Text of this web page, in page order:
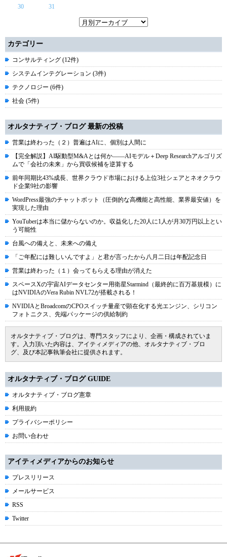
30
31
カテゴリー
コンサルティング (12件)
システムインテグレーション (3件)
テクノロジー (6件)
社会 (5件)
オルタナティブ・ブログ 最新の投稿
営業は終わった（２）普遍はAIに、個別は人間に
【完全解説】AI駆動型M&Aとは何か――AIモデル＋Deep Researchアルゴリズ
ムで「会社の未来」から買収候補を逆算する
前年同期比43%成長、世界クラウド市場における上位3社シェアとネオクラウ
ド企業9社の影響
WordPress最強のチャットボット（圧倒的な高機能と高性能、業界最安値）を
実現した理由
YouTuberは本当に儲からないのか。収益化した20人に1人が月30万円以上とい
う可能性
台風への備えと、未来への備え
「ご年配には難しいんですよ」と君が言ったから八月二日は年配記念日
営業は終わった（１）会ってもらえる理由が消えた
スペースXの宇宙AIデータセンター用衛星Starmind（最終的に百万基規模）に
はNVIDIAのVera Rubin NVL72が搭載される！
NVIDIAとBroadcomのCPOスイッチ量産で顕在化する光エンジン、シリコン
フォトニクス、先端パッケージの供給制約
オルタナティブ・ブログは、専門スタッフにより、企画・構成されていま
す。入力頂いた内容は、アイティメディアの他、オルタナティブ・ブロ
グ、及び本記事執筆会社に提供されます。
オルタナティブ・ブログ GUIDE
オルタナティブ・ブログ憲章
利用規約
プライバシーポリシー
お問い合わせ
アイティメディアからのお知らせ
プレスリリース
メールサービス
RSS
Twitter